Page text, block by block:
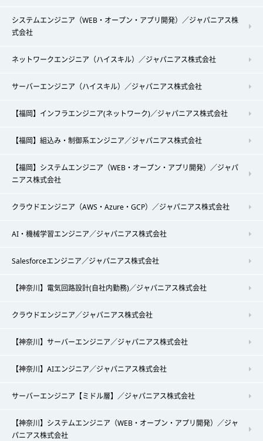
システムエンジニア（WEB・オープン・アプリ開発）／ジャパニアス株
式会社
ネットワークエンジニア（ハイスキル）／ジャパニアス株式会社
サーバーエンジニア（ハイスキル）／ジャパニアス株式会社
【福岡】インフラエンジニア(ネットワーク)／ジャパニアス株式会社
【福岡】組込み・制御系エンジニア／ジャパニアス株式会社
【福岡】システムエンジニア（WEB・オープン・アプリ開発）／ジャパ
ニアス株式会社
クラウドエンジニア（AWS・Azure・GCP）／ジャパニアス株式会社
AI・機械学習エンジニア／ジャパニアス株式会社
Salesforceエンジニア／ジャパニアス株式会社
【神奈川】電気回路設計(自社内勤務)／ジャパニアス株式会社
クラウドエンジニア／ジャパニアス株式会社
【神奈川】サーバーエンジニア／ジャパニアス株式会社
【神奈川】AIエンジニア／ジャパニアス株式会社
サーバーエンジニア【ミドル層】／ジャパニアス株式会社
【神奈川】システムエンジニア（WEB・オープン・アプリ開発）／ジャ
パニアス株式会社